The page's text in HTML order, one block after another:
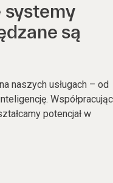
systemy
są
naszych usługach – od
Współpracując
potencjał w